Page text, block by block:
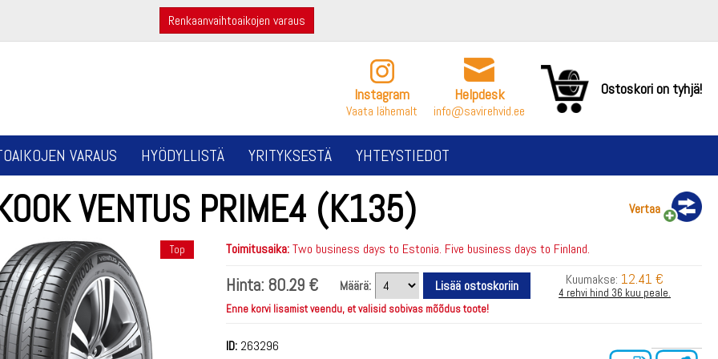
Renkaanvaihtoaikojen varaus
Instagram
Vaata lähemalt
Helpdesk
info@savirehvid.ee
Ostoskori on tyhjä!
VARAUS HYÖDYLLISTÄ YRITYKSESTÄ YHTEYSTIEDOT
VENTUS PRIME4 (K135) Vertaa
Top Toimitusaika:Two business days to Estonia. Five business days to Finland.
Hinta: 80.29 € Määrä: Kuumakse: 12.41 €
4 rehvi hind 36 kuu peale.
Enne korvi lisamist veendu, et valisid sobivas mõõdus toote!
ID: 263296